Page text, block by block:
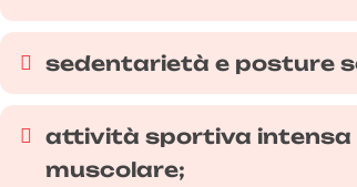
sedentarietà e posture
attività sportiva intensa
muscolare;